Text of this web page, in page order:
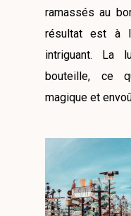
ramassés au
résultat est à
intriguant. La
bouteille, ce
magique et